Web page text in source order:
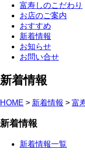
富寿しのこだわり
お店のご案内
おすすめ
新着情報
お知らせ
お問い合せ
新着情報
HOME > 新着情報 > 富
新着情報
新着情報一覧